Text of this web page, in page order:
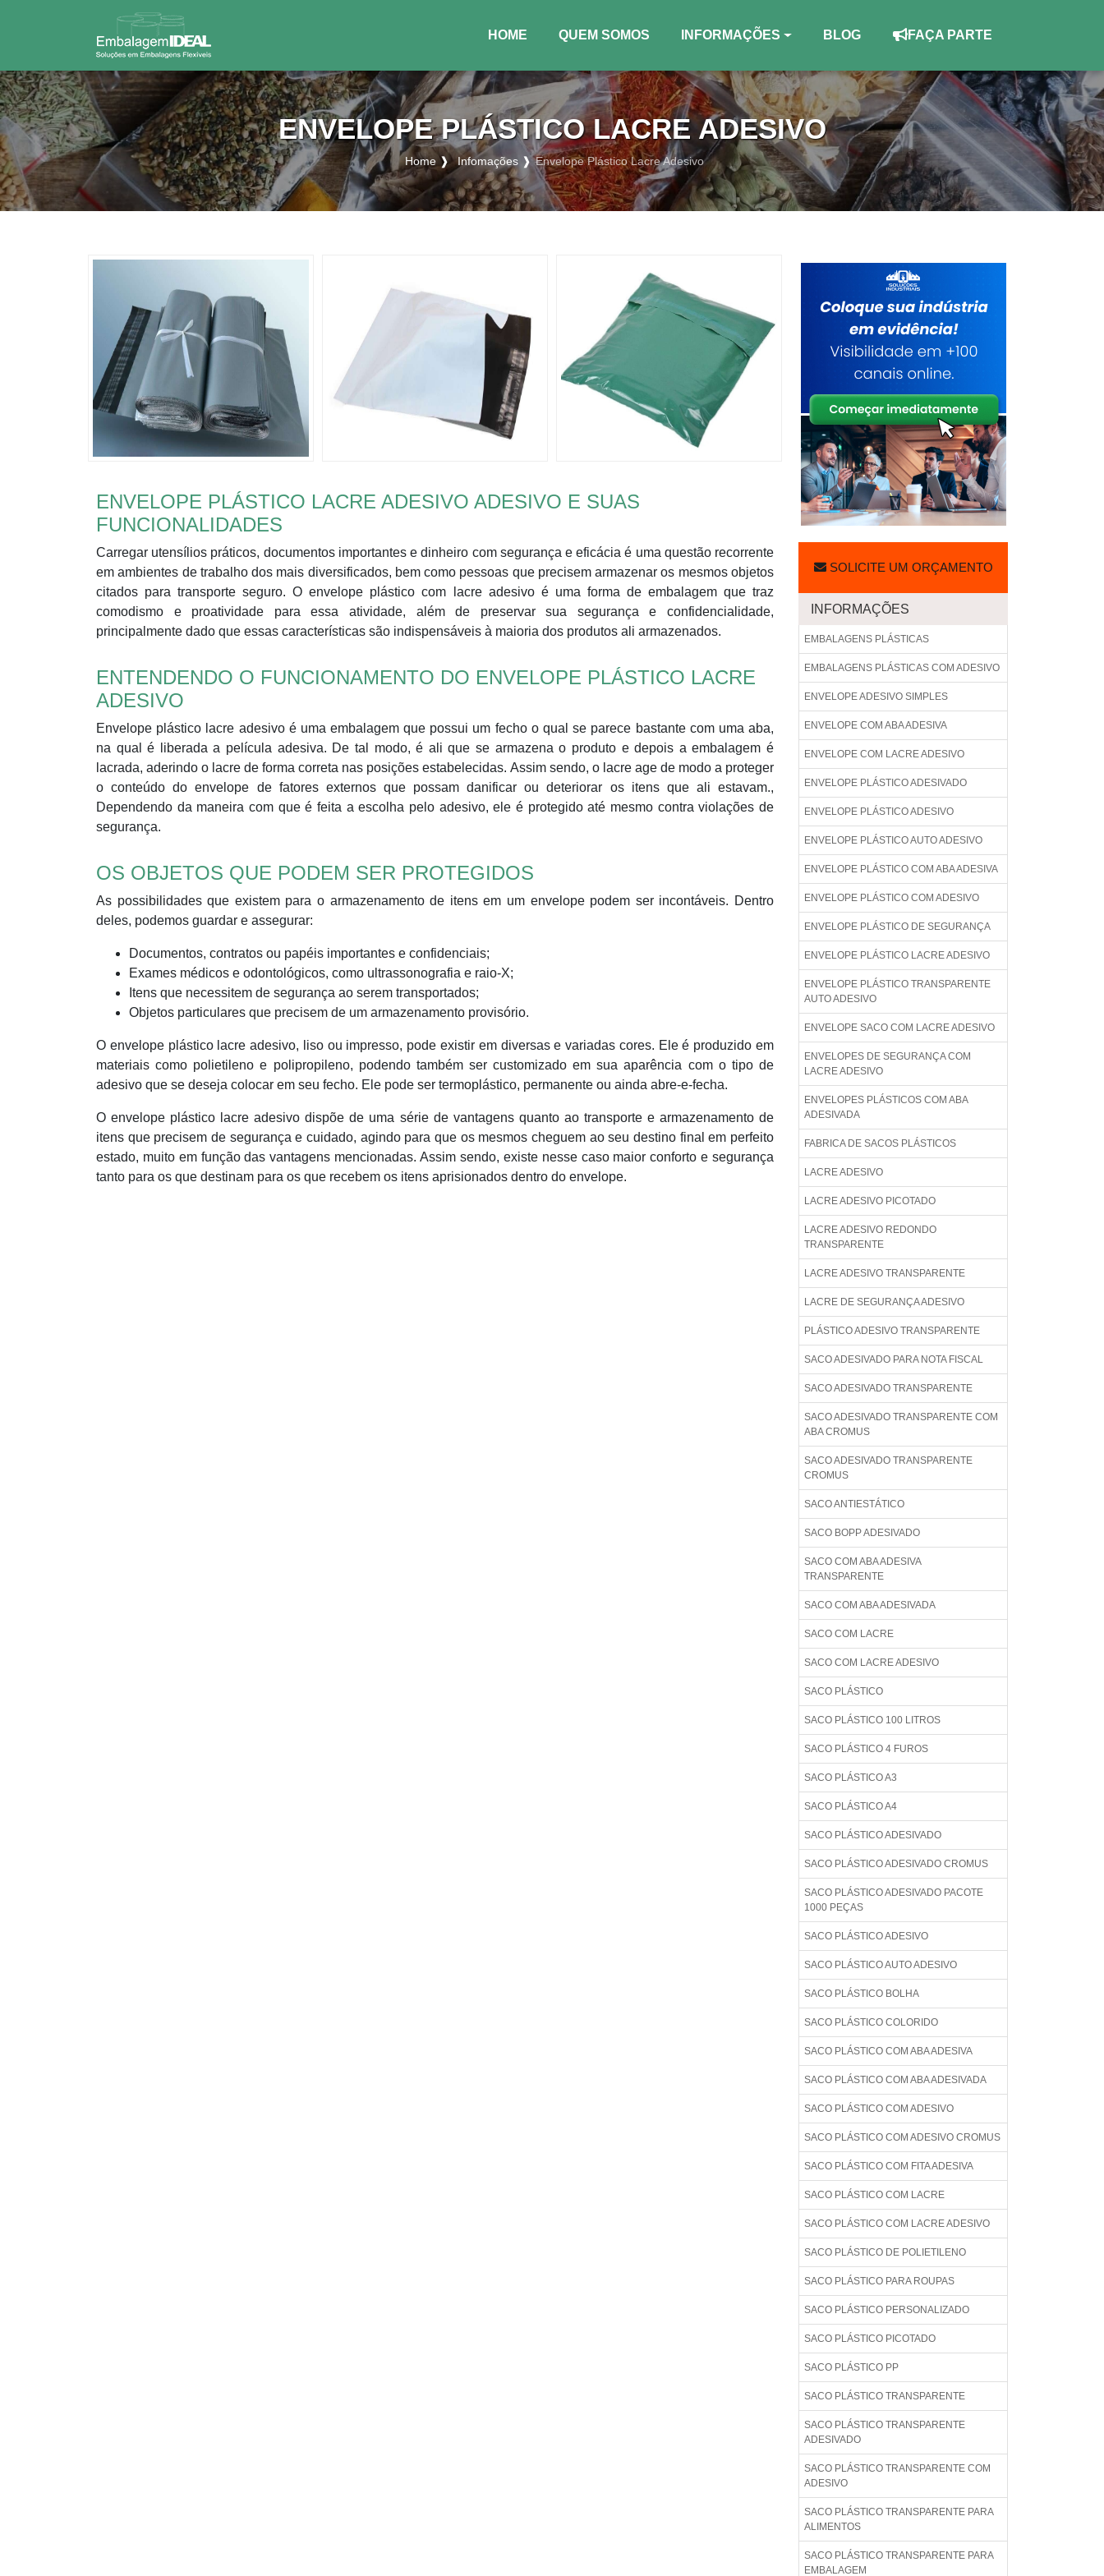
HOME
(CURRENT)
QUEM SOMOS INFORMAÇÕES BLOG FAÇA PARTE
ENVELOPE PLÁSTICO LACRE ADESIVO
Home ❱ Infomações ❱ Envelope Plástico Lacre Adesivo
ENVELOPE PLÁSTICO LACRE ADESIVO ADESIVO E SUAS
FUNCIONALIDADES
Carregar utensílios práticos, documentos importantes e dinheiro com segurança e eficácia é uma questão recorrente
em ambientes de trabalho dos mais diversificados, bem como pessoas que precisem armazenar os mesmos objetos
citados para transporte seguro. O envelope plástico com lacre adesivo é uma forma de embalagem que traz
comodismo e proatividade para essa atividade, além de preservar sua segurança e confidencialidade,
principalmente dado que essas características são indispensáveis à maioria dos produtos ali armazenados.
ENTENDENDO O FUNCIONAMENTO DO ENVELOPE PLÁSTICO LACRE
ADESIVO
Envelope plástico lacre adesivo é uma embalagem que possui um fecho o qual se parece bastante com uma aba,
na qual é liberada a película adesiva. De tal modo, é ali que se armazena o produto e depois a embalagem é
lacrada, aderindo o lacre de forma correta nas posições estabelecidas. Assim sendo, o lacre age de modo a proteger
o conteúdo do envelope de fatores externos que possam danificar ou deteriorar os itens que ali estavam.,
Dependendo da maneira com que é feita a escolha pelo adesivo, ele é protegido até mesmo contra violações de
segurança.
OS OBJETOS QUE PODEM SER PROTEGIDOS
As possibilidades que existem para o armazenamento de itens em um envelope podem ser incontáveis. Dentro
deles, podemos guardar e assegurar:
Documentos, contratos ou papéis importantes e confidenciais;
Exames médicos e odontológicos, como ultrassonografia e raio-X;
Itens que necessitem de segurança ao serem transportados;
Objetos particulares que precisem de um armazenamento provisório.
O envelope plástico lacre adesivo, liso ou impresso, pode existir em diversas e variadas cores. Ele é produzido em
materiais como polietileno e polipropileno, podendo também ser customizado em sua aparência com o tipo de
adesivo que se deseja colocar em seu fecho. Ele pode ser termoplástico, permanente ou ainda abre-e-fecha.
O envelope plástico lacre adesivo dispõe de uma série de vantagens quanto ao transporte e armazenamento de
itens que precisem de segurança e cuidado, agindo para que os mesmos cheguem ao seu destino final em perfeito
estado, muito em função das vantagens mencionadas. Assim sendo, existe nesse caso maior conforto e segurança
tanto para os que destinam para os que recebem os itens aprisionados dentro do envelope.
SOLICITE UM ORÇAMENTO
INFORMAÇÕES
EMBALAGENS PLÁSTICAS
EMBALAGENS PLÁSTICAS COM ADESIVO
ENVELOPE ADESIVO SIMPLES
ENVELOPE COM ABA ADESIVA
ENVELOPE COM LACRE ADESIVO
ENVELOPE PLÁSTICO ADESIVADO
ENVELOPE PLÁSTICO ADESIVO
ENVELOPE PLÁSTICO AUTO ADESIVO
ENVELOPE PLÁSTICO COM ABA ADESIVA
ENVELOPE PLÁSTICO COM ADESIVO
ENVELOPE PLÁSTICO DE SEGURANÇA
ENVELOPE PLÁSTICO LACRE ADESIVO
ENVELOPE PLÁSTICO TRANSPARENTE
AUTO ADESIVO
ENVELOPE SACO COM LACRE ADESIVO
ENVELOPES DE SEGURANÇA COM
LACRE ADESIVO
ENVELOPES PLÁSTICOS COM ABA
ADESIVADA
FABRICA DE SACOS PLÁSTICOS
LACRE ADESIVO
LACRE ADESIVO PICOTADO
LACRE ADESIVO REDONDO
TRANSPARENTE
LACRE ADESIVO TRANSPARENTE
LACRE DE SEGURANÇA ADESIVO
PLÁSTICO ADESIVO TRANSPARENTE
SACO ADESIVADO PARA NOTA FISCAL
SACO ADESIVADO TRANSPARENTE
SACO ADESIVADO TRANSPARENTE COM
ABA CROMUS
SACO ADESIVADO TRANSPARENTE
CROMUS
SACO ANTIESTÁTICO
SACO BOPP ADESIVADO
SACO COM ABA ADESIVA
TRANSPARENTE
SACO COM ABA ADESIVADA
SACO COM LACRE
SACO COM LACRE ADESIVO
SACO PLÁSTICO
SACO PLÁSTICO 100 LITROS
SACO PLÁSTICO 4 FUROS
SACO PLÁSTICO A3
SACO PLÁSTICO A4
SACO PLÁSTICO ADESIVADO
SACO PLÁSTICO ADESIVADO CROMUS
SACO PLÁSTICO ADESIVADO PACOTE
1000 PEÇAS
SACO PLÁSTICO ADESIVO
SACO PLÁSTICO AUTO ADESIVO
SACO PLÁSTICO BOLHA
SACO PLÁSTICO COLORIDO
SACO PLÁSTICO COM ABA ADESIVA
SACO PLÁSTICO COM ABA ADESIVADA
SACO PLÁSTICO COM ADESIVO
SACO PLÁSTICO COM ADESIVO CROMUS
SACO PLÁSTICO COM FITA ADESIVA
SACO PLÁSTICO COM LACRE
SACO PLÁSTICO COM LACRE ADESIVO
SACO PLÁSTICO DE POLIETILENO
SACO PLÁSTICO PARA ROUPAS
SACO PLÁSTICO PERSONALIZADO
SACO PLÁSTICO PICOTADO
SACO PLÁSTICO PP
SACO PLÁSTICO TRANSPARENTE
SACO PLÁSTICO TRANSPARENTE
ADESIVADO
SACO PLÁSTICO TRANSPARENTE COM
ADESIVO
SACO PLÁSTICO TRANSPARENTE PARA
ALIMENTOS
SACO PLÁSTICO TRANSPARENTE PARA
EMBALAGEM